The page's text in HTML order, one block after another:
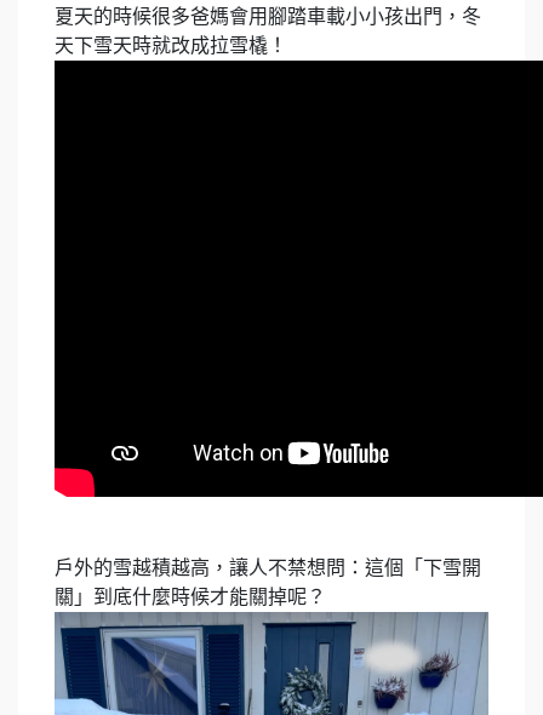
夏天的時候很多爸媽會用腳踏車載小小孩出門，冬
天下雪天時就改成拉雪橇！
戶外的雪越積越高，讓人不禁想問：這個「下雪開
關」到底什麼時候才能關掉呢？